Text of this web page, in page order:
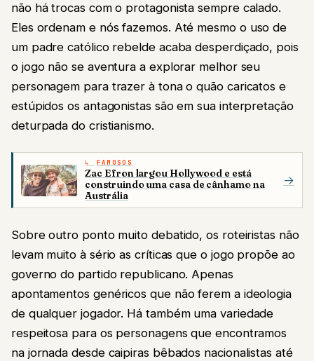
não há trocas com o protagonista sempre calado.
Eles ordenam e nós fazemos. Até mesmo o uso de
um padre católico rebelde acaba desperdiçado, pois
o jogo não se aventura a explorar melhor seu
personagem para trazer à tona o quão caricatos e
estúpidos os antagonistas são em sua interpretação
deturpada do cristianismo.
FAMOSOS
Zac Efron largou Hollywood e está
construindo uma casa de cânhamo na
Austrália
→
Sobre outro ponto muito debatido, os roteiristas não
levam muito à sério as críticas que o jogo propõe ao
governo do partido republicano. Apenas
apontamentos genéricos que não ferem a ideologia
de qualquer jogador. Há também uma variedade
respeitosa para os personagens que encontramos
na jornada desde caipiras bêbados nacionalistas até